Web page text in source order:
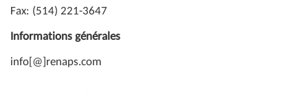
Fax: (514) 221-3647
Informations générales
info[@]renaps.com